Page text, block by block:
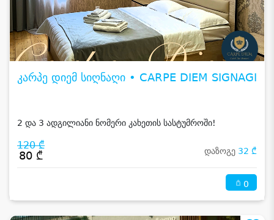
კარპე დიემ სიღნაღი • CARPE DIEM SIGNAGI
2 და 3 ადგილიანი ნომერი კახეთის სასტუმროში!
120 ₾
80 ₾ დაზოგე 32 ₾
0